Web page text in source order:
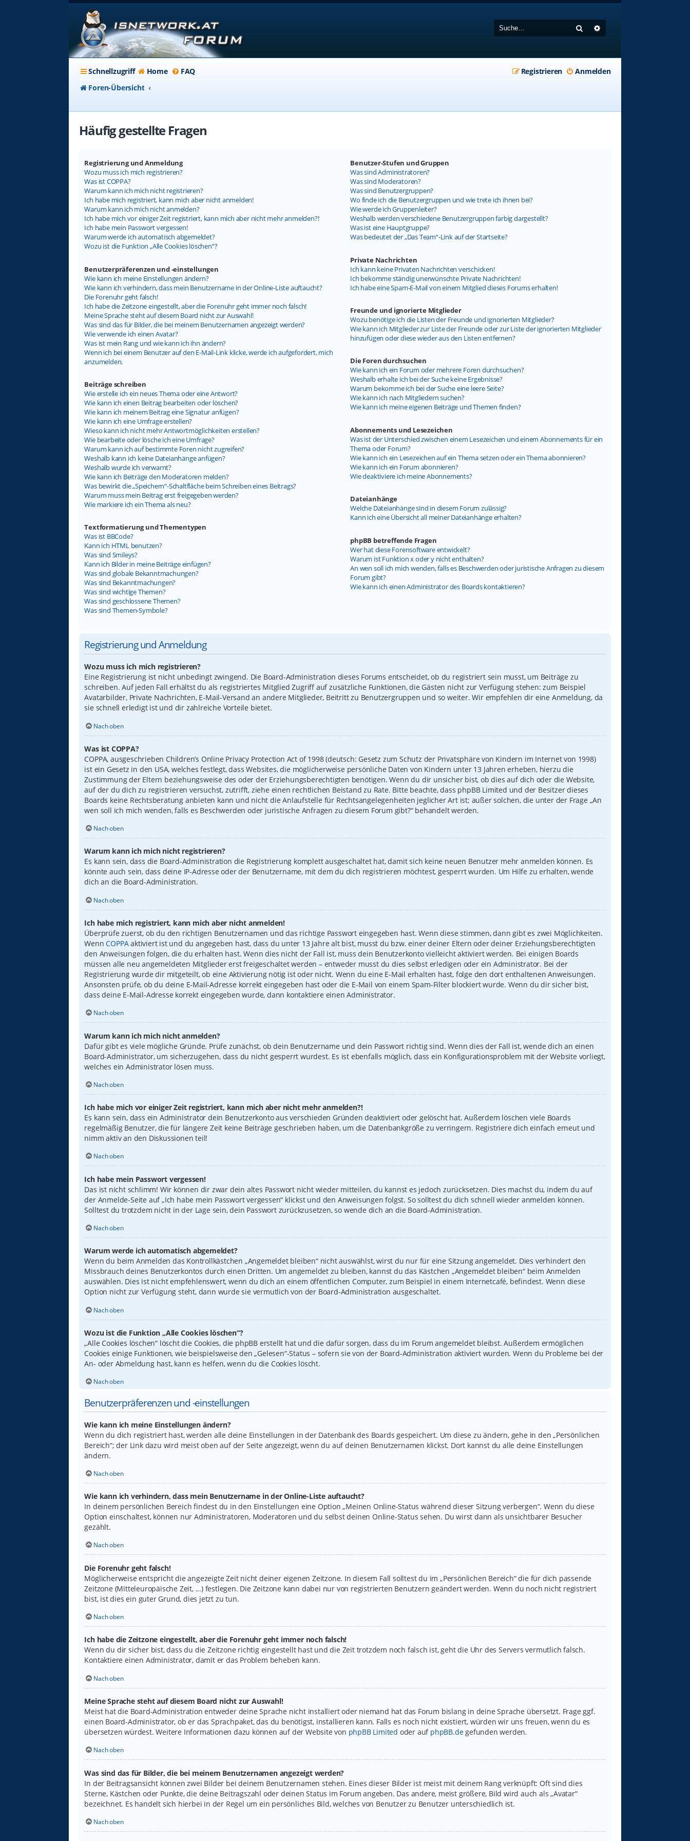
Suche
Schnellzugriff Home FAQ Anmelden
Registrieren
Foren-Übersicht
Häufig gestellte Fragen
Registrierung und Anmeldung
Wozu muss ich mich registrieren?
Was ist COPPA?
Warum kann ich mich nicht registrieren?
Ich habe mich registriert, kann mich aber nicht anmelden!
Warum kann ich mich nicht anmelden?
Ich habe mich vor einiger Zeit registriert, kann mich aber nicht mehr anmelden?!
Ich habe mein Passwort vergessen!
Warum werde ich automatisch abgemeldet?
Wozu ist die Funktion „Alle Cookies löschen“?
Benutzerpräferenzen und -einstellungen
Wie kann ich meine Einstellungen ändern?
Wie kann ich verhindern, dass mein Benutzername in der Online-Liste auftaucht?
Die Forenuhr geht falsch!
Ich habe die Zeitzone eingestellt, aber die Forenuhr geht immer noch falsch!
Meine Sprache steht auf diesem Board nicht zur Auswahl!
Was sind das für Bilder, die bei meinem Benutzernamen angezeigt werden?
Wie verwende ich einen Avatar?
Was ist mein Rang und wie kann ich ihn ändern?
Wenn ich bei einem Benutzer auf den E-Mail-Link klicke, werde ich aufgefordert, mich
anzumelden.
Beiträge schreiben
Wie erstelle ich ein neues Thema oder eine Antwort?
Wie kann ich einen Beitrag bearbeiten oder löschen?
Wie kann ich meinem Beitrag eine Signatur anfügen?
Wie kann ich eine Umfrage erstellen?
Wieso kann ich nicht mehr Antwortmöglichkeiten erstellen?
Wie bearbeite oder lösche ich eine Umfrage?
Warum kann ich auf bestimmte Foren nicht zugreifen?
Weshalb kann ich keine Dateianhänge anfügen?
Weshalb wurde ich verwarnt?
Wie kann ich Beiträge den Moderatoren melden?
Was bewirkt die „Speichern“-Schaltfläche beim Schreiben eines Beitrags?
Warum muss mein Beitrag erst freigegeben werden?
Wie markiere ich ein Thema als neu?
Textformatierung und Thementypen
Was ist BBCode?
Kann ich HTML benutzen?
Was sind Smileys?
Kann ich Bilder in meine Beiträge einfügen?
Was sind globale Bekanntmachungen?
Was sind Bekanntmachungen?
Was sind wichtige Themen?
Was sind geschlossene Themen?
Was sind Themen-Symbole?
Benutzer-Stufen und Gruppen
Was sind Administratoren?
Was sind Moderatoren?
Was sind Benutzergruppen?
Wo finde ich die Benutzergruppen und wie trete ich ihnen bei?
Wie werde ich Gruppenleiter?
Weshalb werden verschiedene Benutzergruppen farbig dargestellt?
Was ist eine Hauptgruppe?
Was bedeutet der „Das Team“-Link auf der Startseite?
Private Nachrichten
Ich kann keine Privaten Nachrichten verschicken!
Ich bekomme ständig unerwünschte Private Nachrichten!
Ich habe eine Spam-E-Mail von einem Mitglied dieses Forums erhalten!
Freunde und ignorierte Mitglieder
Wozu benötige ich die Listen der Freunde und ignorierten Mitglieder?
Wie kann ich Mitglieder zur Liste der Freunde oder zur Liste der ignorierten Mitglieder
hinzufügen oder diese wieder aus den Listen entfernen?
Die Foren durchsuchen
Wie kann ich ein Forum oder mehrere Foren durchsuchen?
Weshalb erhalte ich bei der Suche keine Ergebnisse?
Warum bekomme ich bei der Suche eine leere Seite?
Wie kann ich nach Mitgliedern suchen?
Wie kann ich meine eigenen Beiträge und Themen finden?
Abonnements und Lesezeichen
Was ist der Unterschied zwischen einem Lesezeichen und einem Abonnements für ein
Thema oder Forum?
Wie kann ich ein Lesezeichen auf ein Thema setzen oder ein Thema abonnieren?
Wie kann ich ein Forum abonnieren?
Wie deaktiviere ich meine Abonnements?
Dateianhänge
Welche Dateianhänge sind in diesem Forum zulässig?
Kann ich eine Übersicht all meiner Dateianhänge erhalten?
phpBB betreffende Fragen
Wer hat diese Forensoftware entwickelt?
Warum ist Funktion x oder y nicht enthalten?
An wen soll ich mich wenden, falls es Beschwerden oder juristische Anfragen zu diesem
Forum gibt?
Wie kann ich einen Administrator des Boards kontaktieren?
Registrierung und Anmeldung
Wozu muss ich mich registrieren?
Eine Registrierung ist nicht unbedingt zwingend. Die Board-Administration dieses Forums entscheidet, ob du registriert sein musst, um Beiträge zu
schreiben. Auf jeden Fall erhältst du als registriertes Mitglied Zugriff auf zusätzliche Funktionen, die Gästen nicht zur Verfügung stehen: zum Beispiel
Avatarbilder, Private Nachrichten, E-Mail-Versand an andere Mitglieder, Beitritt zu Benutzergruppen und so weiter. Wir empfehlen dir eine Anmeldung, da
sie schnell erledigt ist und dir zahlreiche Vorteile bietet.
Nach oben
Was ist COPPA?
COPPA, ausgeschrieben Children’s Online Privacy Protection Act of 1998 (deutsch: Gesetz zum Schutz der Privatsphäre von Kindern im Internet von 1998)
ist ein Gesetz in den USA, welches festlegt, dass Websites, die möglicherweise persönliche Daten von Kindern unter 13 Jahren erheben, hierzu die
Zustimmung der Eltern beziehungsweise des oder der Erziehungsberechtigten benötigen. Wenn du dir unsicher bist, ob dies auf dich oder die Website,
auf der du dich zu registrieren versuchst, zutrifft, ziehe einen rechtlichen Beistand zu Rate. Bitte beachte, dass phpBB Limited und der Besitzer dieses
Boards keine Rechtsberatung anbieten kann und nicht die Anlaufstelle für Rechtsangelegenheiten jeglicher Art ist; außer solchen, die unter der Frage „An
wen soll ich mich wenden, falls es Beschwerden oder juristische Anfragen zu diesem Forum gibt?“ behandelt werden.
Nach oben
Warum kann ich mich nicht registrieren?
Es kann sein, dass die Board-Administration die Registrierung komplett ausgeschaltet hat, damit sich keine neuen Benutzer mehr anmelden können. Es
könnte auch sein, dass deine IP-Adresse oder der Benutzername, mit dem du dich registrieren möchtest, gesperrt wurden. Um Hilfe zu erhalten, wende
dich an die Board-Administration.
Nach oben
Ich habe mich registriert, kann mich aber nicht anmelden!
Überprüfe zuerst, ob du den richtigen Benutzernamen und das richtige Passwort eingegeben hast. Wenn diese stimmen, dann gibt es zwei Möglichkeiten.
WennCOPPAaktiviert ist und du angegeben hast, dass du unter 13 Jahre alt bist, musst du bzw. einer deiner Eltern oder deiner Erziehungsberechtigten
den Anweisungen folgen, die du erhalten hast. Wenn dies nicht der Fall ist, muss dein Benutzerkonto vielleicht aktiviert werden. Bei einigen Boards
müssen alle neu angemeldeten Mitglieder erst freigeschaltet werden – entweder musst du dies selbst erledigen oder ein Administrator. Bei der
Registrierung wurde dir mitgeteilt, ob eine Aktivierung nötig ist oder nicht. Wenn du eine E-Mail erhalten hast, folge den dort enthaltenen Anweisungen.
Ansonsten prüfe, ob du deine E-Mail-Adresse korrekt eingegeben hast oder die E-Mail von einem Spam-Filter blockiert wurde. Wenn du dir sicher bist,
dass deine E-Mail-Adresse korrekt eingegeben wurde, dann kontaktiere einen Administrator.
Nach oben
Warum kann ich mich nicht anmelden?
Dafür gibt es viele mögliche Gründe. Prüfe zunächst, ob dein Benutzername und dein Passwort richtig sind. Wenn dies der Fall ist, wende dich an einen
Board-Administrator, um sicherzugehen, dass du nicht gesperrt wurdest. Es ist ebenfalls möglich, dass ein Konfigurationsproblem mit der Website vorliegt,
welches ein Administrator lösen muss.
Nach oben
Ich habe mich vor einiger Zeit registriert, kann mich aber nicht mehr anmelden?!
Es kann sein, dass ein Administrator dein Benutzerkonto aus verschieden Gründen deaktiviert oder gelöscht hat. Außerdem löschen viele Boards
regelmäßig Benutzer, die für längere Zeit keine Beiträge geschrieben haben, um die Datenbankgröße zu verringern. Registriere dich einfach erneut und
nimm aktiv an den Diskussionen teil!
Nach oben
Ich habe mein Passwort vergessen!
Das ist nicht schlimm! Wir können dir zwar dein altes Passwort nicht wieder mitteilen, du kannst es jedoch zurücksetzen. Dies machst du, indem du auf
der Anmelde-Seite auf „Ich habe mein Passwort vergessen“ klickst und den Anweisungen folgst. So solltest du dich schnell wieder anmelden können.
Solltest du trotzdem nicht in der Lage sein, dein Passwort zurückzusetzen, so wende dich an die Board-Administration.
Nach oben
Warum werde ich automatisch abgemeldet?
Wenn du beim Anmelden das Kontrollkästchen „Angemeldet bleiben“ nicht auswählst, wirst du nur für eine Sitzung angemeldet. Dies verhindert den
Missbrauch deines Benutzerkontos durch einen Dritten. Um angemeldet zu bleiben, kannst du das Kästchen „Angemeldet bleiben“ beim Anmelden
auswählen. Dies ist nicht empfehlenswert, wenn du dich an einem öffentlichen Computer, zum Beispiel in einem Internetcafé, befindest. Wenn diese
Option nicht zur Verfügung steht, dann wurde sie vermutlich von der Board-Administration ausgeschaltet.
Nach oben
Wozu ist die Funktion „Alle Cookies löschen“?
„Alle Cookies löschen“ löscht die Cookies, die phpBB erstellt hat und die dafür sorgen, dass du im Forum angemeldet bleibst. Außerdem ermöglichen
Cookies einige Funktionen, wie beispielsweise den „Gelesen“-Status – sofern sie von der Board-Administration aktiviert wurden. Wenn du Probleme bei der
An- oder Abmeldung hast, kann es helfen, wenn du die Cookies löscht.
Nach oben
Benutzerpräferenzen und -einstellungen
Wie kann ich meine Einstellungen ändern?
Wenn du dich registriert hast, werden alle deine Einstellungen in der Datenbank des Boards gespeichert. Um diese zu ändern, gehe in den „Persönlichen
Bereich“; der Link dazu wird meist oben auf der Seite angezeigt, wenn du auf deinen Benutzernamen klickst. Dort kannst du alle deine Einstellungen
ändern.
Nach oben
Wie kann ich verhindern, dass mein Benutzername in der Online-Liste auftaucht?
In deinem persönlichen Bereich findest du in den Einstellungen eine Option „Meinen Online-Status während dieser Sitzung verbergen“. Wenn du diese
Option einschaltest, können nur Administratoren, Moderatoren und du selbst deinen Online-Status sehen. Du wirst dann als unsichtbarer Besucher
gezählt.
Nach oben
Die Forenuhr geht falsch!
Möglicherweise entspricht die angezeigte Zeit nicht deiner eigenen Zeitzone. In diesem Fall solltest du im „Persönlichen Bereich“ die für dich passende
Zeitzone (Mitteleuropäische Zeit, ...) festlegen. Die Zeitzone kann dabei nur von registrierten Benutzern geändert werden. Wenn du noch nicht registriert
bist, ist dies ein guter Grund, dies jetzt zu tun.
Nach oben
Ich habe die Zeitzone eingestellt, aber die Forenuhr geht immer noch falsch!
Wenn du dir sicher bist, dass du die Zeitzone richtig eingestellt hast und die Zeit trotzdem noch falsch ist, geht die Uhr des Servers vermutlich falsch.
Kontaktiere einen Administrator, damit er das Problem beheben kann.
Nach oben
Meine Sprache steht auf diesem Board nicht zur Auswahl!
Meist hat die Board-Administration entweder deine Sprache nicht installiert oder niemand hat das Forum bislang in deine Sprache übersetzt. Frage ggf.
einen Board-Administrator, ob er das Sprachpaket, das du benötigst, installieren kann. Falls es noch nicht existiert, würden wir uns freuen, wenn du es
übersetzen würdest. Weitere Informationen dazu können auf der Website von phpBB Limited oder auf phpBB.degefunden werden.
Nach oben
Was sind das für Bilder, die bei meinem Benutzernamen angezeigt werden?
In der Beitragsansicht können zwei Bilder bei deinem Benutzernamen stehen. Eines dieser Bilder ist meist mit deinem Rang verknüpft: Oft sind dies
Sterne, Kästchen oder Punkte, die deine Beitragszahl oder deinen Status im Forum angeben. Das andere, meist größere, Bild wird auch als „Avatar“
bezeichnet. Es handelt sich hierbei in der Regel um ein persönliches Bild, welches von Benutzer zu Benutzer unterschiedlich ist.
Nach oben